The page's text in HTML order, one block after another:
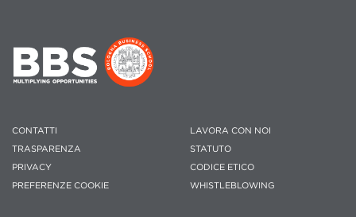
CONTATTI
TRASPARENZA
PRIVACY
PREFERENZE COOKIE
LAVORA CON NOI
STATUTO
CODICE ETICO
WHISTLEBLOWING